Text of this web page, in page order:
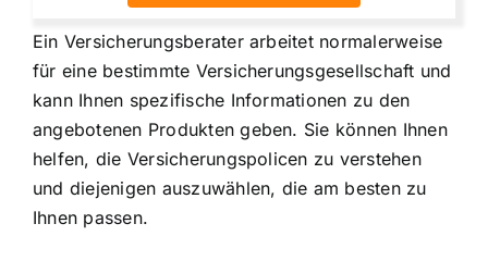
Ein Versicherungsberater arbeitet normalerweise
für eine bestimmte Versicherungsgesellschaft und
kann Ihnen spezifische Informationen zu den
angebotenen Produkten geben. Sie können Ihnen
helfen, die Versicherungspolicen zu verstehen
und diejenigen auszuwählen, die am besten zu
Ihnen passen.